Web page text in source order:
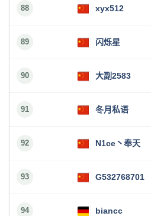
88 xyx512
89 闪烁星
90 大副2583
91 冬月私语
92 N1ce丶奉天
93 G532768701
94 biancc